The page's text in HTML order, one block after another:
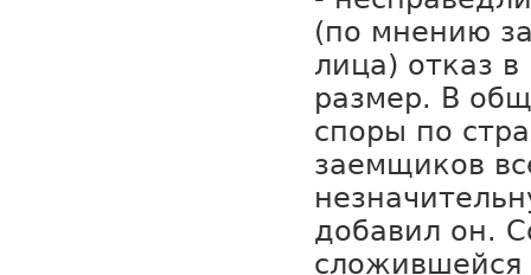
(по мнению
лица) отказ
размер. В
споры по
заемщиков
добавил он.
сложившейся